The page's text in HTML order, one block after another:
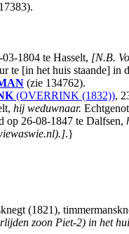
1804 te Hasselt, [N.B.
te [in het huis staande]
(zie 134762).
(OVERRINK (1832)),
hij weduwnaar.
op 26-08-1847 te Dalfsen,
.}
(1821),
zoon Piet-2) in het